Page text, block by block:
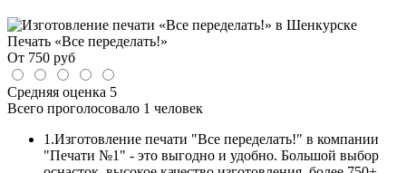
Печать «Все переделать!»
От 750 руб
Средняя оценка 5
Всего проголосовало 1 человек
1.Изготовление печати "Все переделать!" в компании
"Печати №1" - это выгодно и удобно. Большой выбор